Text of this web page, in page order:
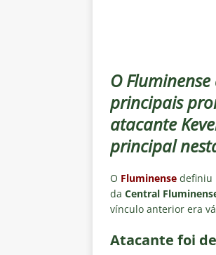
[ 5 de
do
[ 5 de
[ 5 de
[ 5 de
O
principais
atacante
principal
O Fluminense definiu
da Central
vínculo anterior era
Atacante foi